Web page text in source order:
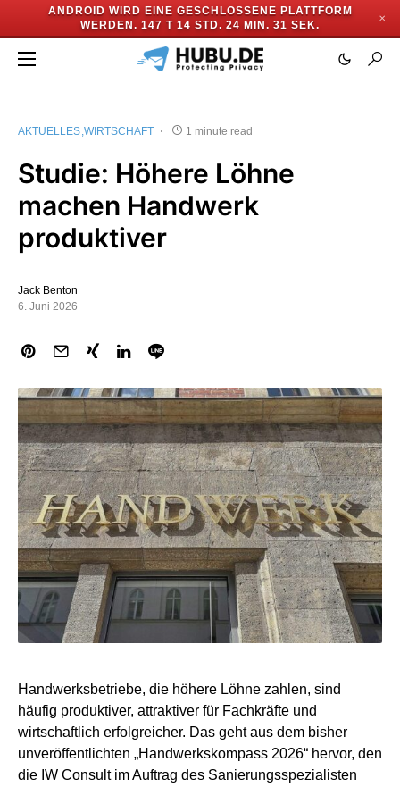
ANDROID WIRD EINE GESCHLOSSENE PLATTFORM
WERDEN. 147 T 14 STD. 24 MIN. 31 SEK.
✕
AKTUELLES WIRTSCHAFT 1 minute read
Studie: Höhere Löhne
machen Handwerk
produktiver
Jack Benton
6. Juni 2026
Handwerksbetriebe, die höhere Löhne zahlen, sind
häufig produktiver, attraktiver für Fachkräfte und
wirtschaftlich erfolgreicher. Das geht aus dem bisher
unveröffentlichten „Handwerkskompass 2026“ hervor, den
die IW Consult im Auftrag des Sanierungsspezialisten